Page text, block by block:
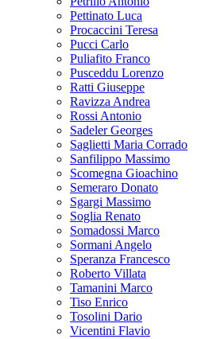
Pettinato Luca
Procaccini Teresa
Pucci Carlo
Puliafito Franco
Pusceddu Lorenzo
Ratti Giuseppe
Ravizza Andrea
Rossi Antonio
Sadeler Georges
Saglietti Maria Corrado
Sanfilippo Massimo
Scomegna Gioachino
Semeraro Donato
Sgargi Massimo
Soglia Renato
Somadossi Marco
Sormani Angelo
Speranza Francesco
Roberto Villata
Tamanini Marco
Tiso Enrico
Tosolini Dario
Vicentini Flavio